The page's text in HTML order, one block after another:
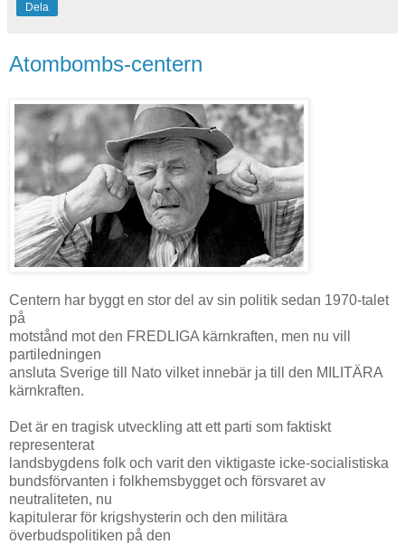
Dela
Atombombs-centern
Centern har byggt en stor del av sin politik sedan 1970-talet
på
motstånd mot den FREDLIGA kärnkraften, men nu vill
partiledningen
ansluta Sverige till Nato vilket innebär ja till den MILITÄRA
kärnkraften.
Det är en tragisk utveckling att ett parti som faktiskt
representerat
landsbygdens folk och varit den viktigaste icke-socialistiska
bundsförvanten i folkhemsbygget och försvaret av
neutraliteten, nu
kapitulerar för krigshysterin och den militära
överbudspolitiken på den